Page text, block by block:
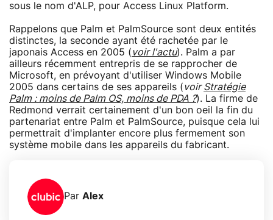
sous le nom d'ALP, pour Access Linux Platform.
Rappelons que Palm et PalmSource sont deux entités
distinctes, la seconde ayant été rachetée par le
japonais Access en 2005 (voir l'actu). Palm a par
ailleurs récemment entrepris de se rapprocher de
Microsoft, en prévoyant d'utiliser Windows Mobile
2005 dans certains de ses appareils (voirStratégie
Palm : moins de Palm OS, moins de PDA ?). La firme de
Redmond verrait certainement d'un bon oeil la fin du
partenariat entre Palm et PalmSource, puisque cela lui
permettrait d'implanter encore plus fermement son
système mobile dans les appareils du fabricant.
Par Alex